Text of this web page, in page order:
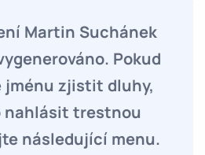
Martin Suchánek
Pokud
jménu zjistit dluhy,
nahlásit trestnou
následující menu.